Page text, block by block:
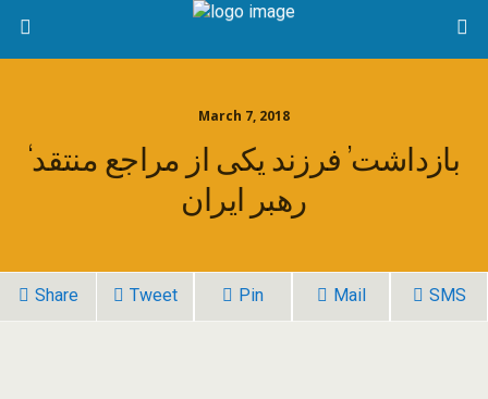
March 7, 2018
‘بازداشت’ فرزند یکی از مراجع منتقد
رهبر ایران
Share Tweet Pin Mail SMS